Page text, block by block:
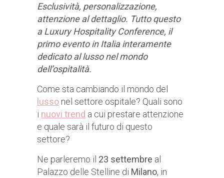
Esclusività, personalizzazione,
attenzione al dettaglio. Tutto questo
a Luxury Hospitality Conference, il
primo evento in Italia interamente
dedicato al lusso nel mondo
dell’ospitalità.
Come sta cambiando il mondo del
lusso nel settore ospitale? Quali sono
i nuovi trend a cui prestare attenzione
e quale sarà il futuro di questo
settore?
Ne parleremo il 23 settembre al
Palazzo delle Stelline di Milano, in